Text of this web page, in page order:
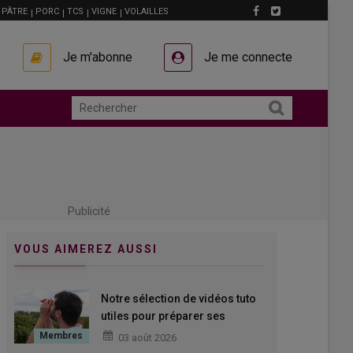
PÂTRE PORC TCS VIGNE VOLAILLES
Je m'abonne Je me connecte
Publicité
VOUS AIMEREZ AUSSI
Notre sélection de vidéos tuto
utiles pour préparer ses
vendanges
03 août 2026